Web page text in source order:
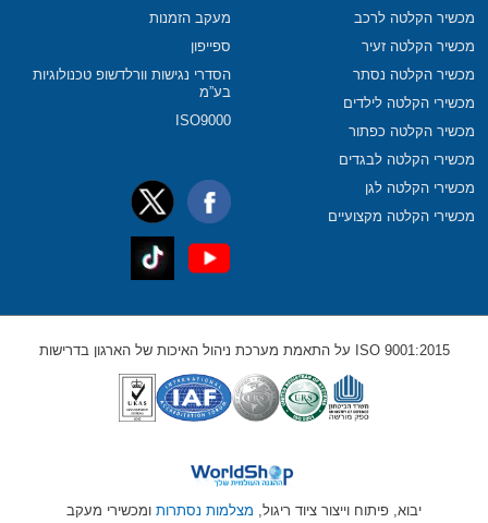
מכשיר הקלטה לרכב
מכשיר הקלטה זעיר
מכשיר הקלטה נסתר
מכשירי הקלטה לילדים
מכשיר הקלטה כפתור
מכשירי הקלטה לבגדים
מכשירי הקלטה לגן
מכשירי הקלטה מקצועיים
מעקב הזמנות
ספייפון
הסדרי נגישות וורלדשופ טכנולוגיות
בע”מ
ISO9000
ISO 9001:2015 על התאמת מערכת ניהול האיכות של הארגון בדרישות
יבוא, פיתוח וייצור ציוד ריגול, מצלמות נסתרות ומכשירי מעקב